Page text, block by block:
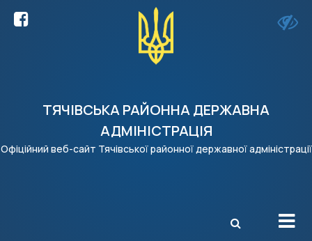
ТЯЧІВСЬКА РАЙОННА ДЕРЖАВНА
АДМІНІСТРАЦІЯ
Офіційний веб-сайт Тячівської районної державної адміністрації